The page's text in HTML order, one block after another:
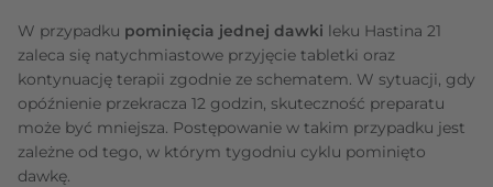
W przypadku pominięcia jednej dawki leku Hastina 21
zaleca się natychmiastowe przyjęcie tabletki oraz
kontynuację terapii zgodnie ze schematem. W sytuacji, gdy
opóźnienie przekracza 12 godzin, skuteczność preparatu
może być mniejsza. Postępowanie w takim przypadku jest
zależne od tego, w którym tygodniu cyklu pominięto
dawkę.